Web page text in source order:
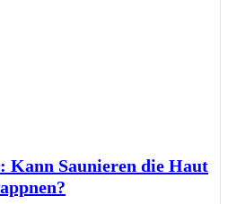
Kann Saunieren die Haut